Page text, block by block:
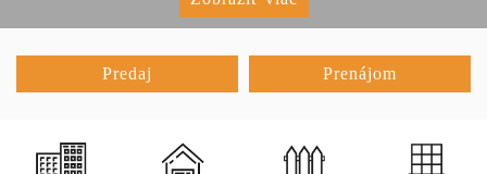
Predaj Prenájom